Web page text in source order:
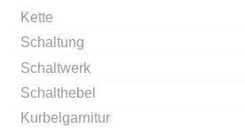
Kette
Schaltung
Schaltwerk
Schalthebel
Kurbelgarnitur